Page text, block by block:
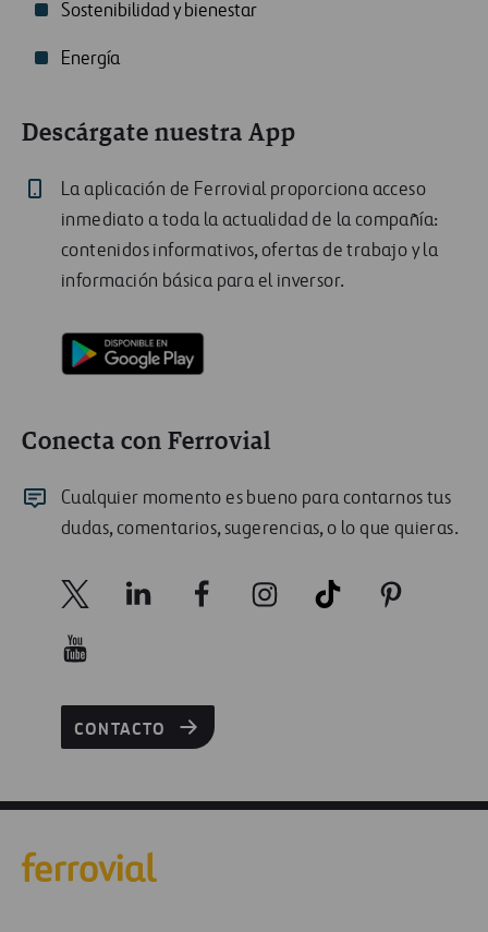
Sostenibilidad y bienestar
Energía
Descárgate nuestra App
La aplicación de Ferrovial proporciona acceso
inmediato a toda la actualidad de la compañía:
contenidos informativos, ofertas de trabajo y la
información básica para el inversor.
Conecta con Ferrovial
Cualquier momento es bueno para contarnos tus
dudas, comentarios, sugerencias, o lo que quieras.
CONTACTO